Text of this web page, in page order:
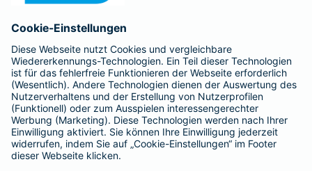
Barmenia ist Teil der BarmeniaGothaer
BELIEBTE SEITEN
Kranken-Zusatzversicherung
Tierversicherungen
Haftpflichtversicherung
Hausratversicherung